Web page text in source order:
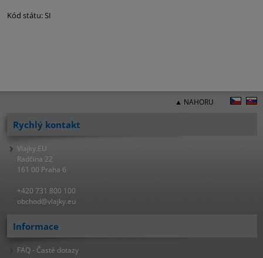
Kód státu: SI
▲ NAHORU
Rychlý kontakt
Vlajky.EU
Radčina 22
161 00 Praha 6
+420 731 800 100
obchod@vlajky.eu
Informace
FAQ - Časté dotazy